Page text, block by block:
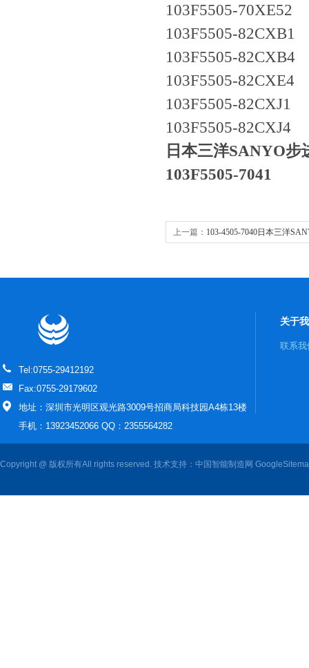
103F5505-70XE52
103F5505-82CXB1
103F5505-82CXB4
103F5505-82CXE4
103F5505-82CXJ1
103F5505-82CXJ4
日本三洋SANYO步
103F5505-7041
上一篇： 103-4505-7040日本三洋
Tel:0755-29412192
Fax:0755-29179602
地址：深圳市光明区观光路3009号招商局科技园A4栋13楼
手机：13923452066 QQ：2355564282
关于
联系我
Copyright @ 版权所有All rights reserved. 技术支持： 中国智能制造网